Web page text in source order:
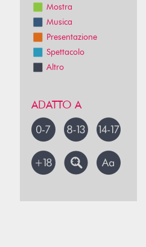
Mostra
Musica
Presentazione
Spettacolo
Altro
ADATTO A